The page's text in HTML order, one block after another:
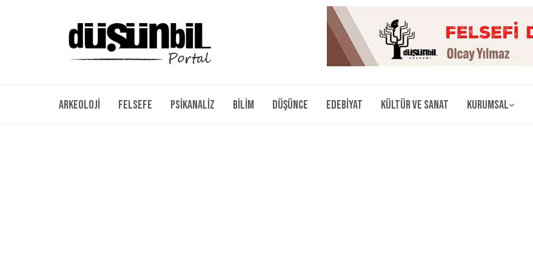
Arkeoloji Felsefe Psikanaliz Bilim Düşünce Edebiyat Kültür ve Sanat Kurumsal